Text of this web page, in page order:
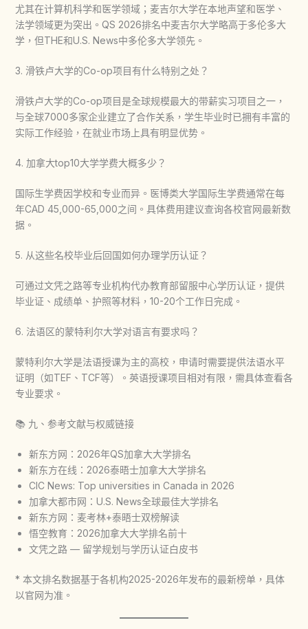
尤其在计算机科学和医学领域；麦吉尔大学在本地声望和医学、
法学领域更为突出。QS 2026排名中麦吉尔大学略高于多伦多大
学，但THE和U.S. News中多伦多大学领先。
3. 滑铁卢大学的Co-op项目有什么特别之处？
滑铁卢大学的Co-op项目是全球规模最大的带薪实习项目之一，
与全球7000多家企业建立了合作关系，学生毕业时已拥有丰富的
实际工作经验，在就业市场上具有明显优势。
4. 加拿大top10大学学费大概多少？
国际生学费因学校和专业而异。医博类大学国际生学费通常在每
年CAD 45,000-65,000之间。具体费用建议查询各校官网最新数
据。
5. 从这些名校毕业后回国如何办理学历认证？
可通过文凭之路等专业机构代办教育部留服中心学历认证，提供
毕业证、成绩单、护照等材料，10-20个工作日完成。
6. 法语区的蒙特利尔大学对语言有要求吗？
蒙特利尔大学是法语授课为主的高校，申请时需要提供法语水平
证明（如TEF、TCF等）。英语授课项目相对有限，需具体查看各
专业要求。
📚 九、参考文献与权威链接
新东方网：2026年QS加拿大大学排名
新东方在线：2026泰晤士加拿大大学排名
CIC News: Top universities in Canada in 2026
加拿大都市网：U.S. News全球最佳大学排名
新东方网：麦考林+泰晤士双榜解读
悟空教育：2026加拿大大学排名前十
文凭之路 — 留学规划与学历认证白皮书
* 本文排名数据基于各机构2025-2026年发布的最新榜单，具体
以官网为准。